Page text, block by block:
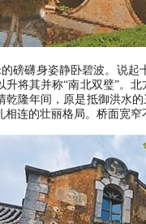
磅礴身姿静卧碧波。说起
升将其并称“南北双璧”。北
隆年间，原是抵御洪水
连的壮丽格局。桥面宽